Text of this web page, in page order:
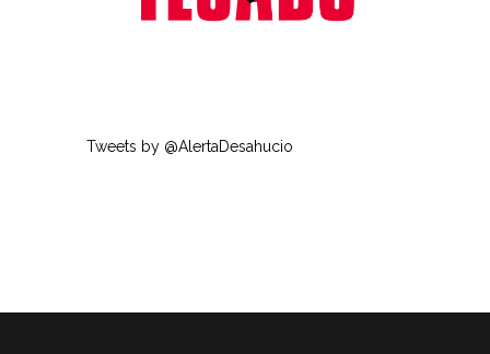
Tweets by @AlertaDesahucio